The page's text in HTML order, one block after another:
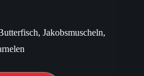
Jakobsmuscheln,